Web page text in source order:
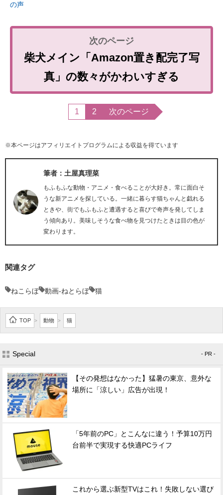
の声
柴犬メイン「Amazon置き配完了写
真」の数々がかわいすぎる
1 2 次のページ
※本ページはアフィリエイトプログラムによる収益を得ています
筆者：土屋真理菜
もふもふな動物・アニメ・食べることが大好き。常に面白そ
うな新アニメを探している。一緒に暮らす猫ちゃんと戯れる
ときや、街でもふもふと遭遇すると喜びで奇声を発してしま
う傾向あり。美味しそうな食べ物を見つけたときは目の色が
変わります。
関連タグ
ねこらぼ 動画-ねとらぼ 猫
TOP > 動物 > 猫
Special - PR -
【その発想はなかった】猛暑の東京、意外な
場所に「涼しい」広告が出現！
「5年前のPC」とこんなに違う！予算10万円
台前半で実現する快適PCライフ
これから選ぶ新型TVはこれ！失敗しない選び